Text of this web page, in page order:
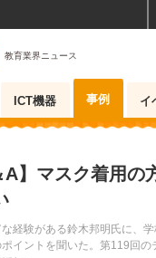
教育業界ニュース
ICT機器 事例 イ
A】マスク着用の
経験がある鈴木邦明氏に、
イントを聞いた。第119回の